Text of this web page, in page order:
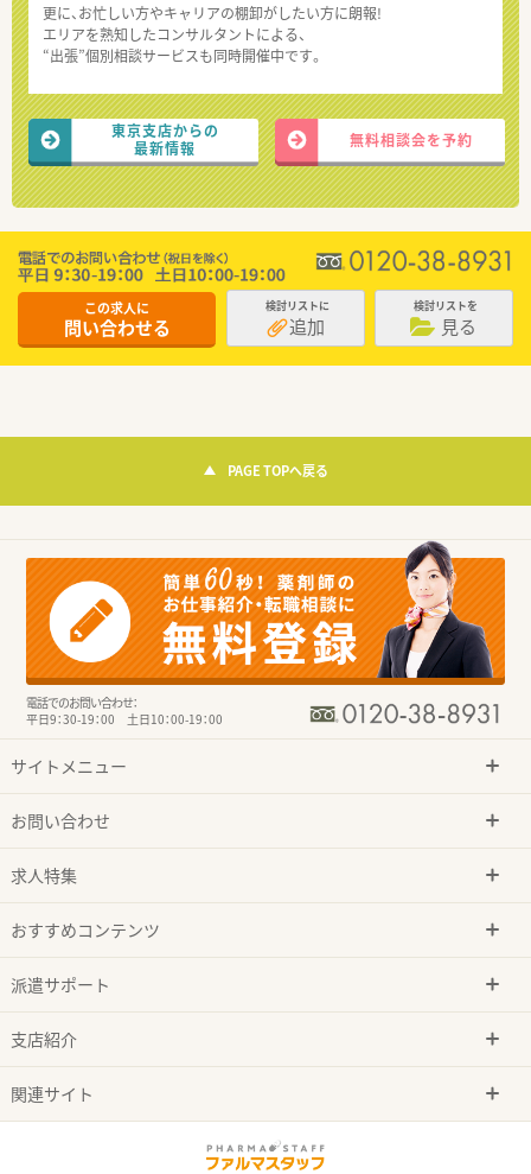
更に、お忙しい方やキャリアの棚卸がしたい方に朗報!
エリアを熟知したコンサルタントによる、
“出張”個別相談サービスも同時開催中です。
東京支店からの
最新情報
無料相談会を予約
この求人に
問い合わせる
検討リストに
追加
検討リストを
見る
PAGE TOPへ戻る
電話でのお問い合わせ：
平日9：30-19：00 土日10：00-19：00
サイトメニュー
お問い合わせ
求人特集
おすすめコンテンツ
派遣サポート
支店紹介
関連サイト